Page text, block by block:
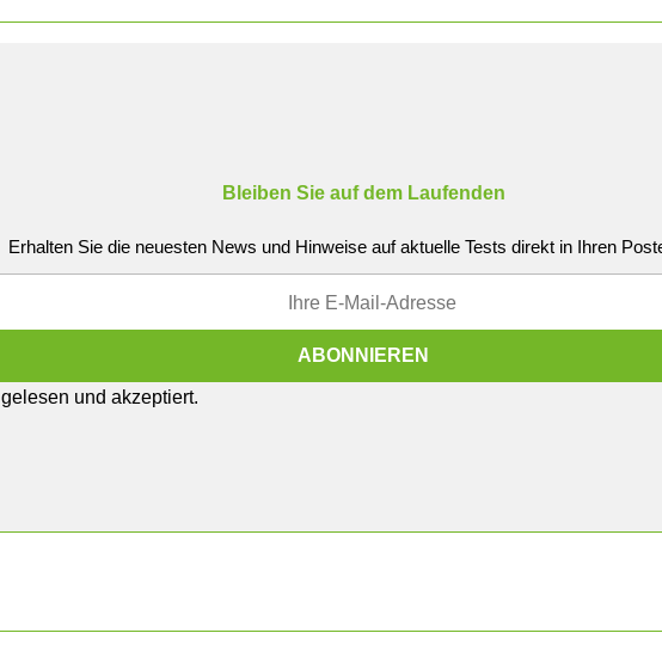
Bleiben Sie auf dem Laufenden
Erhalten Sie die neuesten News und Hinweise auf aktuelle Tests direkt in Ihren
gelesen und akzeptiert.